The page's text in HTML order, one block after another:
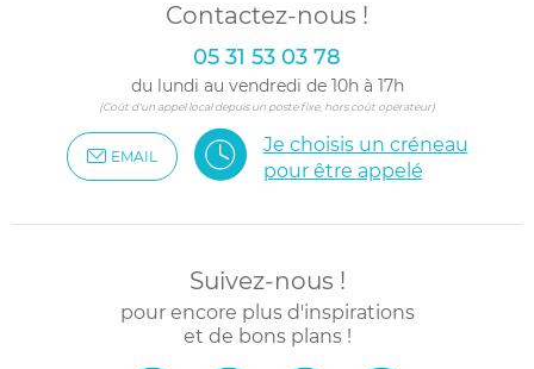
Contactez-nous !
05 31 53 03 78
du lundi au vendredi de 10h à 17h
(Coût d'un appel local depuis un poste fixe, hors coût opérateur)
EMAIL
Je choisis un créneau
pour être appelé
Suivez-nous !
pour encore plus d'inspirations
et de bons plans !